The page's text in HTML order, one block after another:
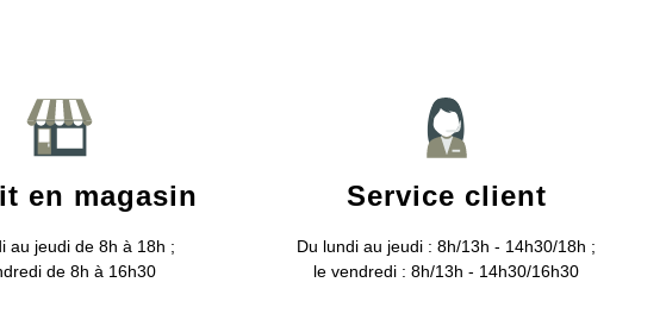
en magasin
au jeudi de 8h à 18h ;
de 8h à 16h30
Service client
Du lundi au jeudi : 8h/13h - 14h30/18h ;
le vendredi : 8h/13h - 14h30/16h30